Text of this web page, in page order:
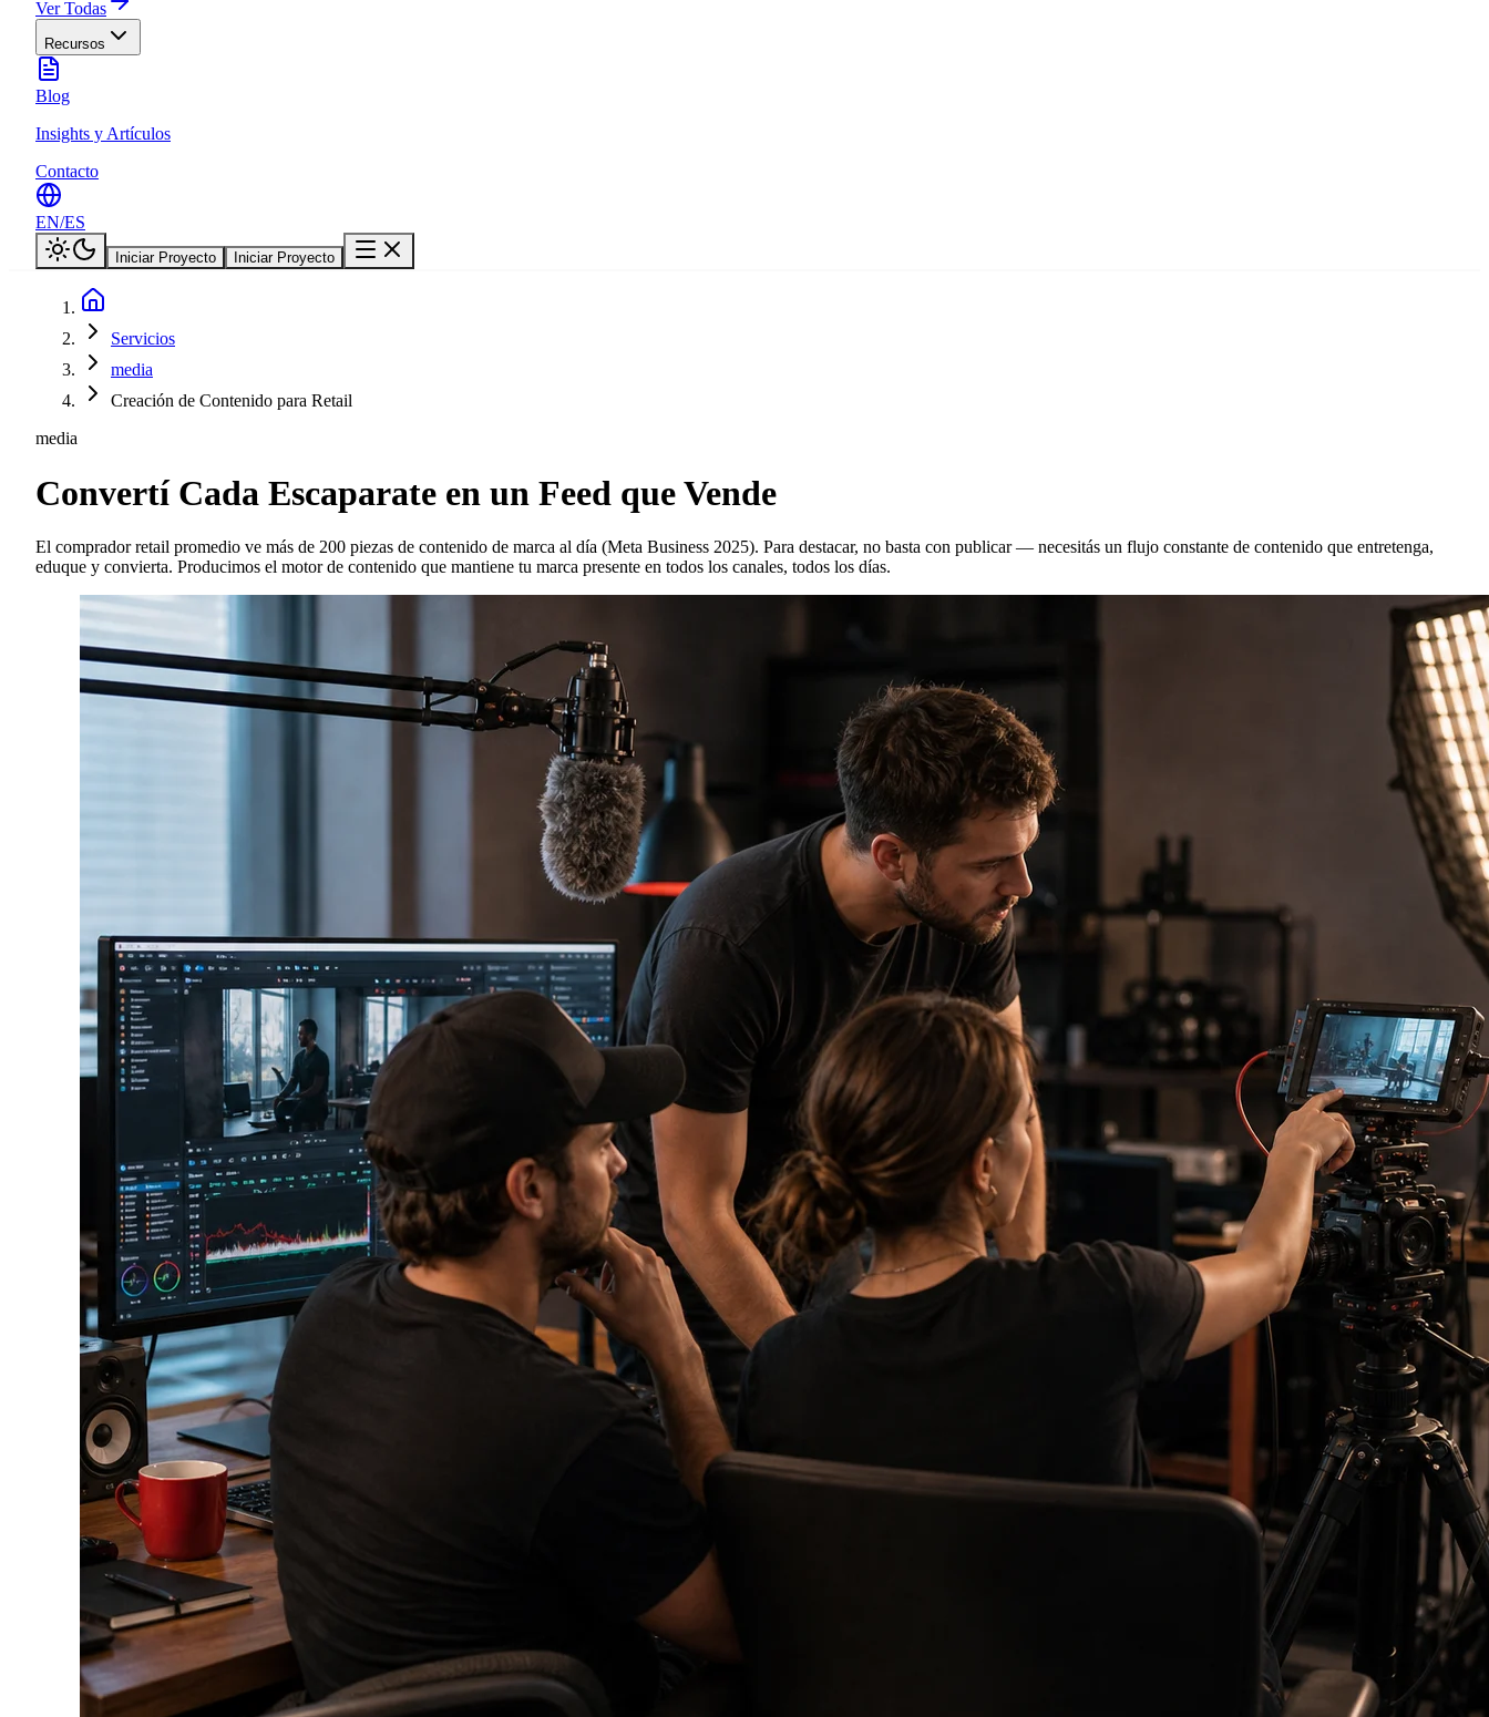
Ver Todas
Recursos
Blog
Insights y Artículos
Contacto
EN/ES
Iniciar Proyecto Iniciar Proyecto
Servicios
media
Creación de Contenido para Retail
media
Convertí Cada Escaparate en un Feed que Vende
El comprador retail promedio ve más de 200 piezas de contenido de marca al día (Meta Business 2025). Para destacar, no basta con publicar — necesitás un flujo constante de contenido que entretenga,
eduque y convierta. Producimos el motor de contenido que mantiene tu marca presente en todos los canales, todos los días.